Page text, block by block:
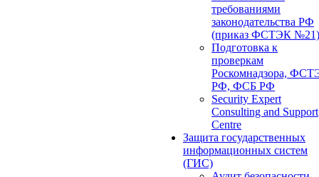
требованиями
законодательства РФ
(приказ ФСТЭК №21)
Подготовка к
проверкам
Роскомнадзора,
РФ, ФСБ РФ
Security Expert
Consulting and Support
Centre
Защита государственных
информационных систем
(ГИС)